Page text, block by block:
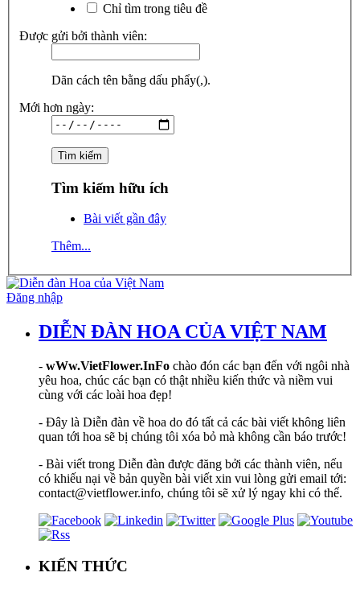
Chỉ tìm trong tiêu đề
Được gửi bởi thành viên:
Dãn cách tên bằng dấu phẩy(,).
Mới hơn ngày:
Tìm kiếm hữu ích
Bài viết gần đây
Thêm...
Đăng nhập
DIỄN ĐÀN HOA CỦA VIỆT NAM
- wWw.VietFlower.InFo chào đón các bạn đến với ngôi nhà
yêu hoa, chúc các bạn có thật nhiều kiến thức và niềm vui
cùng với các loài hoa đẹp!
- Đây là Diễn đàn về hoa do đó tất cả các bài viết không liên
quan tới hoa sẽ bị chúng tôi xóa bỏ mà không cần báo trước!
- Bài viết trong Diễn đàn được đăng bởi các thành viên, nếu
có khiếu nại về bản quyền bài viết xin vui lòng gửi email tới:
contact@vietflower.info, chúng tôi sẽ xử lý ngay khi có thể.
KIẾN THỨC